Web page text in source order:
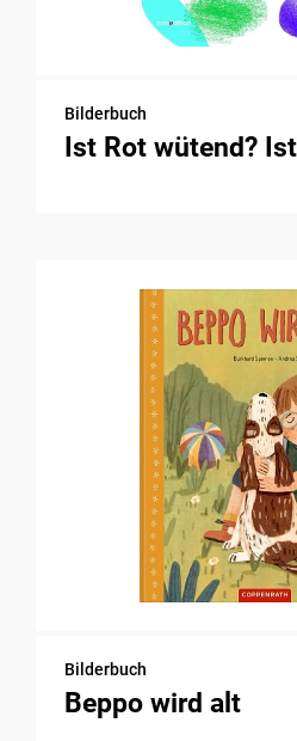
Bilderbuch
Ist Rot wütend?
Bilderbuch
Beppo wird alt